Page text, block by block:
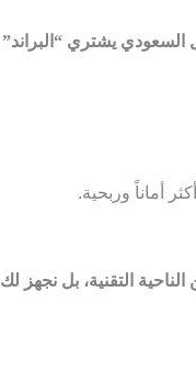
السعودي يشتري “البراند”
أكثر أماناً وربحية.
الناحية التقنية، بل نجهز لك